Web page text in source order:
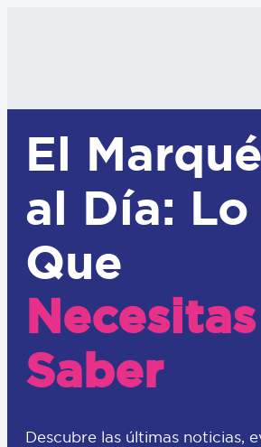
El
al Día: Lo
Que
Necesitas
Saber
Descubre las últimas noticias,